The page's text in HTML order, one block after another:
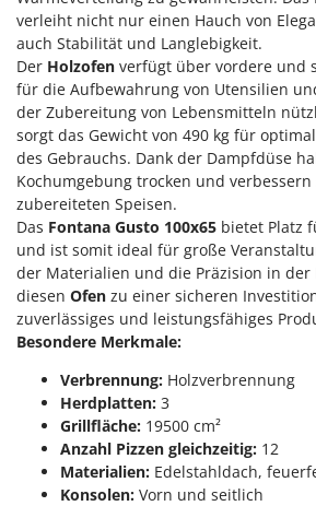
M
Mähroboter
Maisentkörnungsmaschinen
Manuelle Heckenscheren
Mehrzweck-Sauggeräte
Minibacköfen
Motorhacken - Gartenfräsen
Motorspritzen
Mulcher für Traktor
N
Notstromaggregat
Nudelmaschinen
Obstmühlen Obsthäcksler
Obstpressen
Olivenernter und Schüttler
Famag
Famur
FARMER
FBC
Ferrari Group
Ferroni
Ferrua
FIAC
FIEM
Fimar
Fiorentini
Fiskars
Flymo
Fontana Forni
verleiht nicht nur einen Hauch von
auch Stabilität und Langlebigkeit.
Der Holzofen verfügt über vordere und
für die Aufbewahrung von Utensilien
der Zubereitung von Lebensmitteln
sorgt das Gewicht von 490 kg für
des Gebrauchs. Dank der Dampfdüse
Kochumgebung trocken und
zubereiteten Speisen.
Das Fontana Gusto 100x65 bietet Platz
und ist somit ideal für große
der Materialien und die Präzision in der
diesen Ofen zu einer sicheren
zuverlässiges und leistungsfähiges
Besondere Merkmale:
Verbrennung: Holzverbrennung
Herdplatten: 3
Grillfläche: 19500 cm²
Anzahl Pizzen gleichzeitig: 12
Materialien: Edelstahldach,
Konsolen: Vorn und seitlich